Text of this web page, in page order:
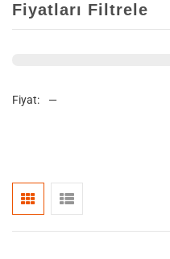
Fiyatları Filtrele
Fiyat: —